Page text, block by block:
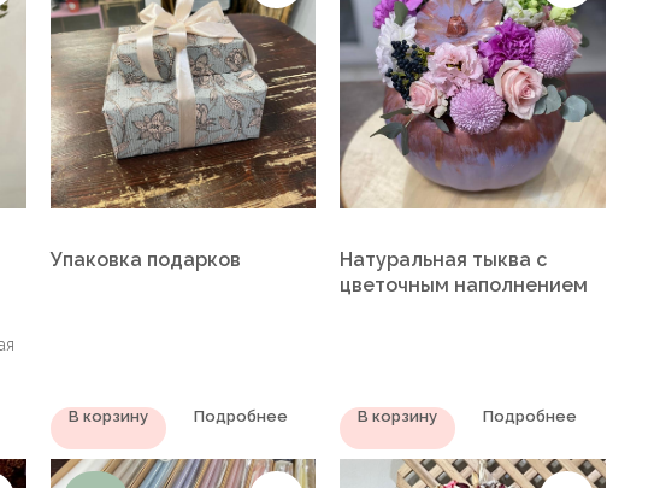
Упаковка подарков
В корзину Подробнее
Натуральная тыква с
цветочным наполнением
В корзину Подробнее